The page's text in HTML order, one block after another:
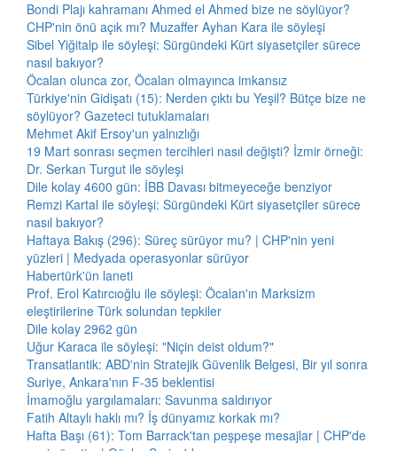
Bondi Plajı kahramanı Ahmed el Ahmed bize ne söylüyor?
CHP'nin önü açık mı? Muzaffer Ayhan Kara ile söyleşi
Sibel Yiğitalp ile söyleşi: Sürgündeki Kürt siyasetçiler sürece
nasıl bakıyor?
Öcalan olunca zor, Öcalan olmayınca imkansız
Türkiye'nin Gidişatı (15): Nerden çıktı bu Yeşil? Bütçe bize ne
söylüyor? Gazeteci tutuklamaları
Mehmet Akif Ersoy'un yalnızlığı
19 Mart sonrası seçmen tercihleri nasıl değişti? İzmir örneği:
Dr. Serkan Turgut ile söyleşi
Dile kolay 4600 gün: İBB Davası bitmeyeceğe benziyor
Remzi Kartal ile söyleşi: Sürgündeki Kürt siyasetçiler sürece
nasıl bakıyor?
Haftaya Bakış (296): Süreç sürüyor mu? | CHP'nin yeni
yüzleri | Medyada operasyonlar sürüyor
Habertürk'ün laneti
Prof. Erol Katırcıoğlu ile söyleşi: Öcalan'ın Marksizm
eleştirilerine Türk solundan tepkiler
Dile kolay 2962 gün
Uğur Karaca ile söyleşi: "Niçin deist oldum?"
Transatlantik: ABD'nin Stratejik Güvenlik Belgesi, Bir yıl sonra
Suriye, Ankara'nın F-35 beklentisi
İmamoğlu yargılamaları: Savunma saldırıyor
Fatih Altaylı haklı mı? İş dünyamız korkak mı?
Hafta Başı (61): Tom Barrack'tan peşpeşe mesajlar | CHP'de